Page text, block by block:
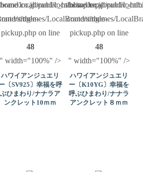
public_html/wp/wp-
single-
localbrand/localbrand.co.jp/
themes/LocalBrand/single-
pickup.php on line
48
" width="100%" />
ハワイアンジュエリ
〔SV925〕幸福を呼
ぶひまわり/ナナラア
ンクレット10ｍｍ
/home/localbrand/
content/themes/
pickup.php on line
48
" width="100%" />
ハワイアンジュエリ
ー〔K10YG〕幸福を
呼ぶひまわり/ナナラ
アンクレット８ｍｍ